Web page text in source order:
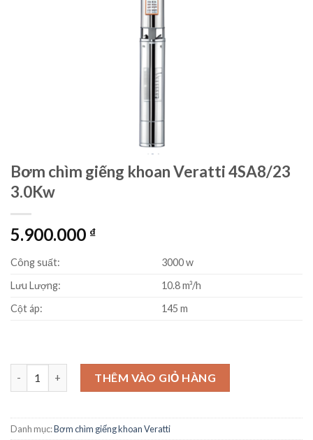
Bơm chìm giếng khoan Veratti 4SA8/23
3.0Kw
5.900.000 ₫
Công suất:
3000 w
Lưu Lượng:
10.8 m³/h
Cột áp:
145 m
Bơm chìm giếng khoan Veratti 4SA8/23 3.0Kw số lượng
THÊM VÀO GIỎ HÀNG
Danh mục:Bơm chìm giếng khoan Veratti